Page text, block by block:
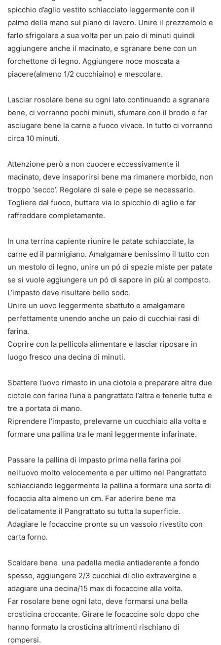
spicchio d’aglio vestito schiacciato leggermente con il
palmo della mano sul piano di lavoro. Unire il prezzemolo e
farlo sfrigolare a sua volta per un paio di minuti quindi
aggiungere anche il macinato, e sgranare bene con un
forchettone di legno. Aggiungere noce moscata a
piacere(almeno 1/2 cucchiaino) e mescolare.
Lasciar rosolare bene su ogni lato continuando a sgranare
bene, ci vorranno pochi minuti, sfumare con il brodo e far
asciugare bene la carne a fuoco vivace. In tutto ci vorranno
circa 10 minuti.
Attenzione però a non cuocere eccessivamente il
macinato, deve insaporirsi bene ma rimanere morbido, non
troppo ‘secco’. Regolare di sale e pepe se necessario.
Togliere dal fuoco, buttare via lo spicchio di aglio e far
raffreddare completamente.
In una terrina capiente riunire le patate schiacciate, la
carne ed il parmigiano. Amalgamare benissimo il tutto con
un mestolo di legno, unire un pó di spezie miste per patate
se si vuole aggiungere un pó di sapore in più al composto.
L’impasto deve risultare bello sodo.
Unire un uovo leggermente sbattuto e amalgamare
perfettamente unendo anche un paio di cucchiai rasi di
farina.
Coprire con la pellicola alimentare e lasciar riposare in
luogo fresco una decina di minuti.
Sbattere l’uovo rimasto in una ciotola e preparare altre due
ciotole con farina l’una e pangrattato l’altra e tenerle tutte e
tre a portata di mano.
Riprendere l’impasto, prelevarne un cucchiaio alla volta e
formare una pallina tra le mani leggermente infarinate.
Passare la pallina di impasto prima nella farina poi
nell’uovo molto velocemente e per ultimo nel Pangrattato
schiacciando leggermente la pallina a formare una sorta di
focaccia alta almeno un cm. Far aderire bene ma
delicatamente il Pangrattato su tutta la superficie.
Adagiare le focaccine pronte su un vassoio rivestito con
carta forno.
Scaldare bene una padella media antiaderente a fondo
spesso, aggiungere 2/3 cucchiai di olio extravergine e
adagiare una decina/15 max di focaccine alla volta.
Far rosolare bene ogni lato, deve formarsi una bella
crosticina croccante. Girare le focaccine solo dopo che
hanno formato la crosticina altrimenti rischiano di
rompersi.